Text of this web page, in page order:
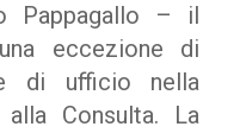
Pappagallo – il
eccezione di
di ufficio nella
Consulta. La